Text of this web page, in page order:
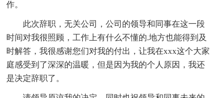
作。
此次辞职，无关公司，公司的领导和同事在这一段
时间对我很照顾，工作上有什么不懂的.地方也能得到及
时解答，我很感谢您们对我的付出，让我在xxx这个大家
庭感受到了深深的温暖，但是因为我的个人原因，我还
是决定辞职了。